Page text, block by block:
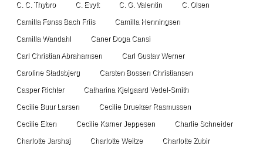
C. C. Thybro C. Evytt C. G. Valentin C. Olsen
Camilla Fønss Bach Friis Camilla Henningsen
Camilla Wandahl Caner Doga Cansi
Carl Christian Abrahamsen Carl Gustav Werner
Caroline Stadsbjerg Carsten Bossen Christiansen
Casper Richter Catharina Kjelgaard Vedel-Smith
Cecilie Buur Larsen Cecilie Druekær Rasmussen
Cecilie Eken Cecilie Kørner Jeppesen Charlie Schneider
Charlotte Jarshøj Charlotte Weitze Charlotte Zubir